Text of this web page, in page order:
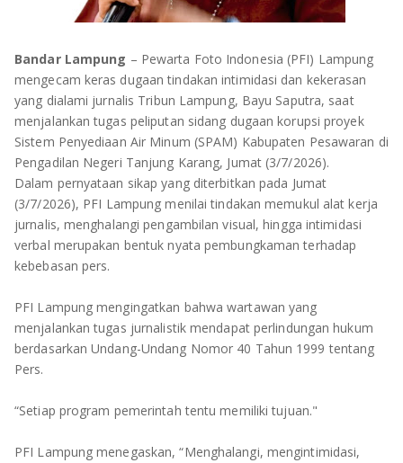
PESAWARAN
TANGGAMUS
PESISIR BARAT
TULANG BAWANG
TULANG BAWANG BARAT
WAY KANAN
Bandar Lampung – Pewarta Foto Indonesia (PFI) Lampung
mengecam keras dugaan tindakan intimidasi dan kekerasan
yang dialami jurnalis Tribun Lampung, Bayu Saputra, saat
menjalankan tugas peliputan sidang dugaan korupsi proyek
Sistem Penyediaan Air Minum (SPAM) Kabupaten Pesawaran di
Pengadilan Negeri Tanjung Karang, Jumat (3/7/2026).
Dalam pernyataan sikap yang diterbitkan pada Jumat
(3/7/2026), PFI Lampung menilai tindakan memukul alat kerja
jurnalis, menghalangi pengambilan visual, hingga intimidasi
verbal merupakan bentuk nyata pembungkaman terhadap
kebebasan pers.
PFI Lampung mengingatkan bahwa wartawan yang
menjalankan tugas jurnalistik mendapat perlindungan hukum
berdasarkan Undang-Undang Nomor 40 Tahun 1999 tentang
Pers.
“Setiap program pemerintah tentu memiliki tujuan."
PFI Lampung menegaskan, “Menghalangi, mengintimidasi,